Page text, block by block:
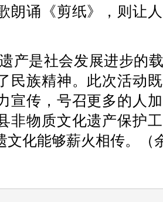
朗诵《剪纸》，则让
产是社会发展进步的
民族精神。此次活动
宣传，号召更多的人
非物质文化遗产保护
文化能够薪火相传。